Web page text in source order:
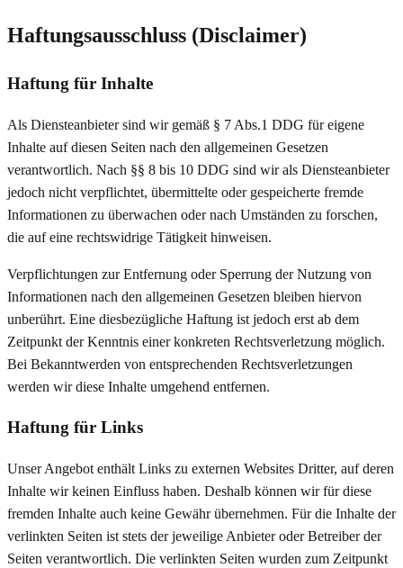
Haftungsausschluss (Disclaimer)
Haftung für Inhalte
Als Diensteanbieter sind wir gemäß § 7 Abs.1 DDG für eigene
Inhalte auf diesen Seiten nach den allgemeinen Gesetzen
verantwortlich. Nach §§ 8 bis 10 DDG sind wir als Diensteanbieter
jedoch nicht verpflichtet, übermittelte oder gespeicherte fremde
Informationen zu überwachen oder nach Umständen zu forschen,
die auf eine rechtswidrige Tätigkeit hinweisen.
Verpflichtungen zur Entfernung oder Sperrung der Nutzung von
Informationen nach den allgemeinen Gesetzen bleiben hiervon
unberührt. Eine diesbezügliche Haftung ist jedoch erst ab dem
Zeitpunkt der Kenntnis einer konkreten Rechtsverletzung möglich.
Bei Bekanntwerden von entsprechenden Rechtsverletzungen
werden wir diese Inhalte umgehend entfernen.
Haftung für Links
Unser Angebot enthält Links zu externen Websites Dritter, auf deren
Inhalte wir keinen Einfluss haben. Deshalb können wir für diese
fremden Inhalte auch keine Gewähr übernehmen. Für die Inhalte der
verlinkten Seiten ist stets der jeweilige Anbieter oder Betreiber der
Seiten verantwortlich. Die verlinkten Seiten wurden zum Zeitpunkt